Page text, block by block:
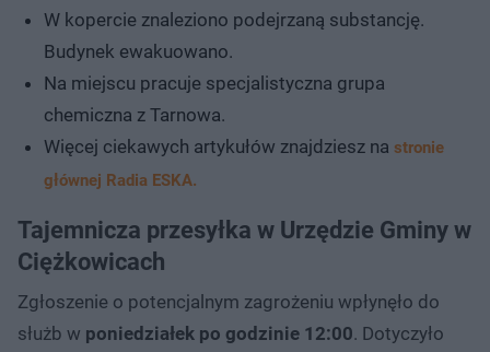
W kopercie znaleziono podejrzaną substancję.
Budynek ewakuowano.
Na miejscu pracuje specjalistyczna grupa
chemiczna z Tarnowa.
Więcej ciekawych artykułów znajdziesz na stronie
głównej Radia ESKA.
Tajemnicza przesyłka w Urzędzie Gminy w
Ciężkowicach
Zgłoszenie o potencjalnym zagrożeniu wpłynęło do
służb w poniedziałek po godzinie 12:00. Dotyczyło